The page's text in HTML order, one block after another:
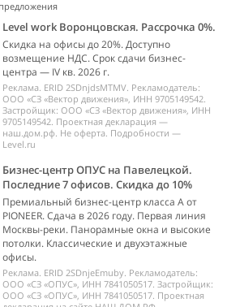
Level work Воронцовская. Рассрочка 0%.
Скидка на офисы до 20%. Доступно
возмещение НДС. Срок сдачи бизнес-
центра — IV кв. 2026 г.
Реклама. ERID 2SDnjdsMTMV. Рекламодатель:
ООО «СЗ «Вектор движения», ИНН 9705149542.
Застройщик: ООО «СЗ «Вектор движения», ИНН
9705149542. Проектная декларация —
наш.дом.рф. Не оферта. Подробности —
Level.ru
Бизнес-центр ОПУС на Павелецкой.
Последние 7 офисов. Скидка до 10%
Премиальный бизнес-центр класса А от
PIONEER. Сдача в 2026 году. Первая линия
Москвы-реки. Панорамные окна и высокие
потолки. Классические и двухэтажные
офисы.
Реклама. ERID 2SDnjeEmuby. Рекламодатель:
ООО «СЗ «ОПУС», ИНН 7841050517. Застройщик:
ООО «СЗ «ОПУС», ИНН 7841050517. Проектная